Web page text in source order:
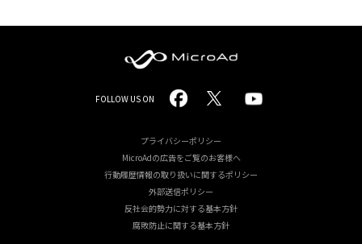
MicroAd
-
Redesigning
the
Future
Life
FOLLOW US ON
プライバシーポリシー
MicroAdの広告をご覧のお客様へ
行動履歴情報の取り扱いに関するポリシー
外部送信ポリシー
反社会的勢力に対する基本方針
腐敗防止に関する基本方針